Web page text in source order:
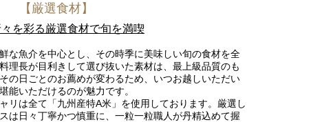
【厳選食材】
々を彩る厳選食材で旬を満喫
な魚介を中心とし、その時季に美味しい旬の食材を全
理長が目利きして選び抜いた素材は、最上級品質のも
の日ごとのお薦めが変わるため、いつお越しいただい
能いただけるのが魅力です。
リは全て「九州産特A米」を使用しております。厳選し
は日々丁寧かつ慎重に、一粒一粒職人が丹精込めて握